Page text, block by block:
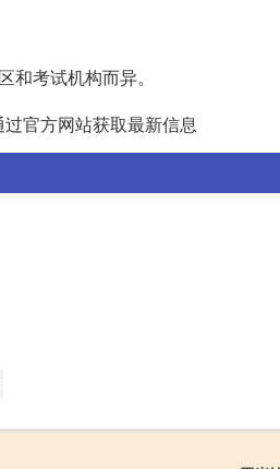
考试机构而异。
官方网站获取最新信息